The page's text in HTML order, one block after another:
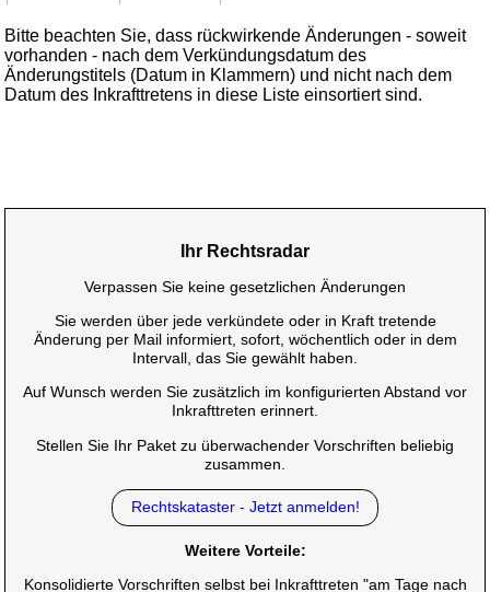
Bitte beachten Sie, dass rückwirkende Änderungen - soweit
vorhanden - nach dem Verkündungsdatum des
Änderungstitels (Datum in Klammern) und nicht nach dem
Datum des Inkrafttretens in diese Liste einsortiert sind.
Ihr Rechtsradar
Verpassen Sie keine gesetzlichen Änderungen
Sie werden über jede verkündete oder in Kraft tretende
Änderung per Mail informiert, sofort, wöchentlich oder in dem
Intervall, das Sie gewählt haben.
Auf Wunsch werden Sie zusätzlich im konfigurierten Abstand vor
Inkrafttreten erinnert.
Stellen Sie Ihr Paket zu überwachender Vorschriften beliebig
zusammen.
Rechtskataster - Jetzt anmelden!
Weitere Vorteile:
Konsolidierte Vorschriften selbst bei Inkrafttreten "am Tage nach